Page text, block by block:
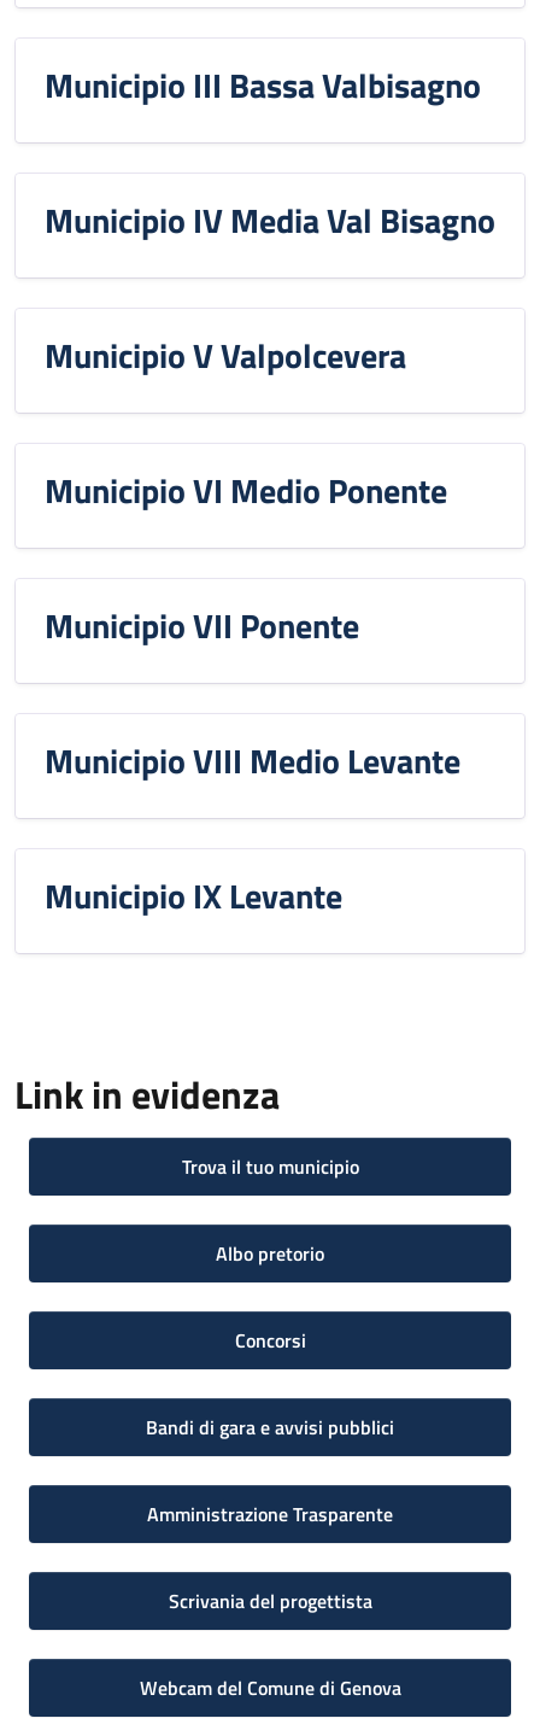
Municipio III Bassa Valbisagno
Municipio IV Media Val Bisagno
Municipio V Valpolcevera
Municipio VI Medio Ponente
Municipio VII Ponente
Municipio VIII Medio Levante
Municipio IX Levante
Link in evidenza
Trova il tuo municipio
Albo pretorio
Concorsi
Bandi di gara e avvisi pubblici
Amministrazione Trasparente
Scrivania del progettista
Webcam del Comune di Genova